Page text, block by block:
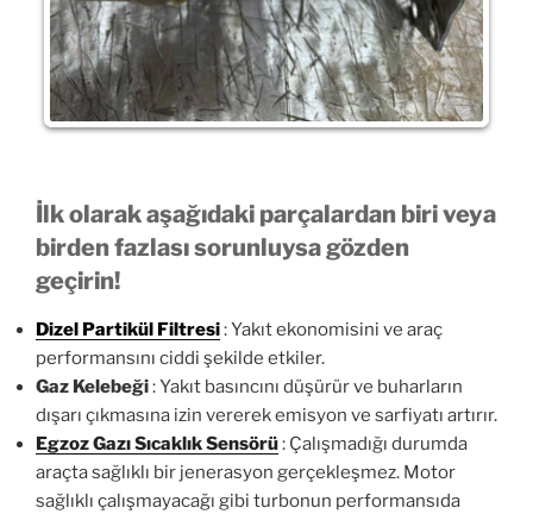
İlk olarak aşağıdaki parçalardan biri veya
birden fazlası sorunluysa gözden
geçirin!
Dizel Partikül Filtresi: Yakıt ekonomisini ve araç
performansını ciddi şekilde etkiler.
Gaz Kelebeği: Yakıt basıncını düşürür ve buharların
dışarı çıkmasına izin vererek emisyon ve sarfiyatı artırır.
Egzoz Gazı Sıcaklık Sensörü: Çalışmadığı durumda
araçta sağlıklı bir jenerasyon gerçekleşmez. Motor
sağlıklı çalışmayacağı gibi turbonun performansıda